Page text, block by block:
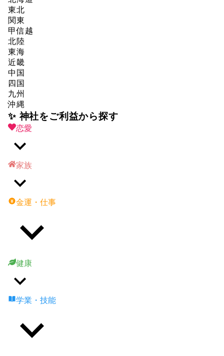
東北
関東
甲信越
北陸
東海
近畿
中国
四国
九州
沖縄
✨ 神社をご利益から探す
恋愛
家族
金運・仕事
健康
学業・技能